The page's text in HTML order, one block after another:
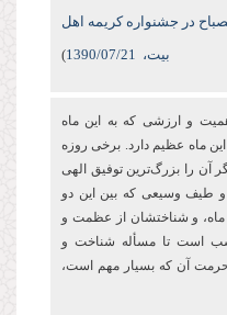
در جشنواره کریمه اهل
بیت،
1390/07/21
)
و ارزشی كه به این ماه
ماه عظیم دارد. برخی روزه
آن را بزرگ‌ترین توفیق الهی
و طیف وسیعی که بین این دو
ماه، و شناختشان از عظمت و
است تا مسأله شناخت و
آن که بسیار مهم است،